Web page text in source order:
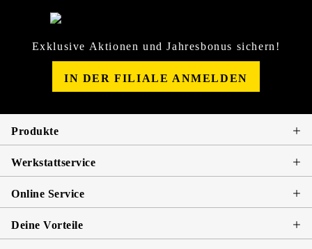
Exklusive Aktionen und Jahresbonus sichern!
IN DER FILIALE ANMELDEN
Produkte
Werkstattservice
Online Service
Deine Vorteile